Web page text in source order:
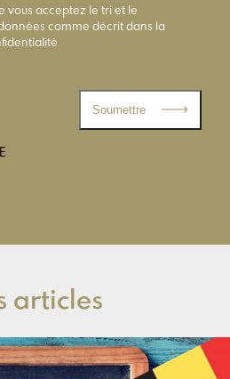
vous acceptez le tri et le
comme décrit dans la
Soumettre
articles